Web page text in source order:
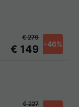
€ 149 -46%
€ 279
€ 227